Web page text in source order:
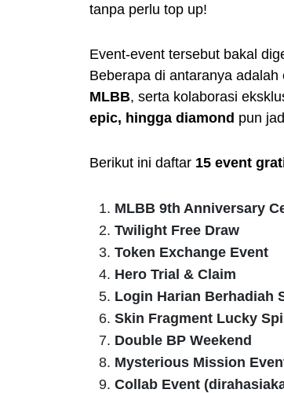
tanpa perlu top up!
Event-event tersebut bakal
Beberapa di antaranya
MLBB, serta kolaborasi
epic, hingga diamond pun
Berikut ini daftar 15 event
MLBB 9th Anniversary
Twilight Free Draw
Token Exchange Event
Hero Trial & Claim
Login Harian Berhadiah
Skin Fragment Lucky
Double BP Weekend
Mysterious Mission
Collab Event